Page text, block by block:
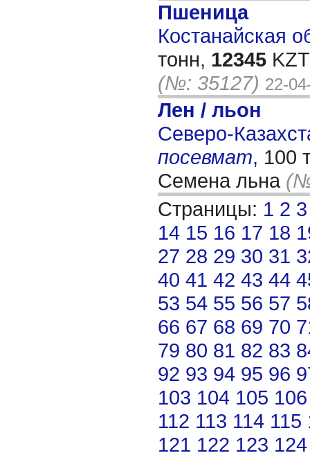
Пшеница
Костанайская
тонн, 12345
(№: 35127) 22-
Лен / льон
Северо-
посевмат, 100
Семена льна
Страницы: 1 2 3
14 15 16 17 18
27 28 29 30 31
40 41 42 43 44
53 54 55 56 57
66 67 68 69 70
79 80 81 82 83
92 93 94 95 96
103 104 105 106
112 113 114 115
121 122 123 124